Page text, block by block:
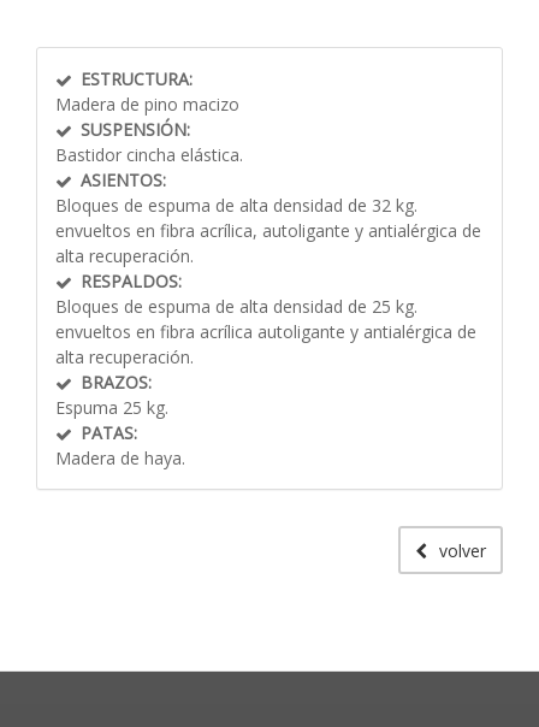
ESTRUCTURA:
Madera de pino macizo
SUSPENSIÓN:
Bastidor cincha elástica.
ASIENTOS:
Bloques de espuma de alta densidad de 32 kg.
envueltos en fibra acrílica, autoligante y antialérgica de
alta recuperación.
RESPALDOS:
Bloques de espuma de alta densidad de 25 kg.
envueltos en fibra acrílica autoligante y antialérgica de
alta recuperación.
BRAZOS:
Espuma 25 kg.
PATAS:
Madera de haya.
volver